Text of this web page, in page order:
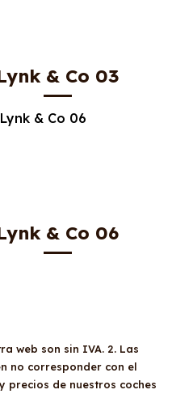
& Co 03
& Co 06
web son sin IVA. 2. Las
no corresponder con el
precios de nuestros coches